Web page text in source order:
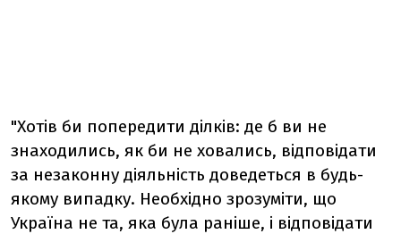
"Хотів би попередити ділків: де б ви не
знаходились, як би не ховались, відповідати
за незаконну діяльність доведеться в будь-
якому випадку. Необхідно зрозуміти, що
Україна не та, яка була раніше, і відповідати